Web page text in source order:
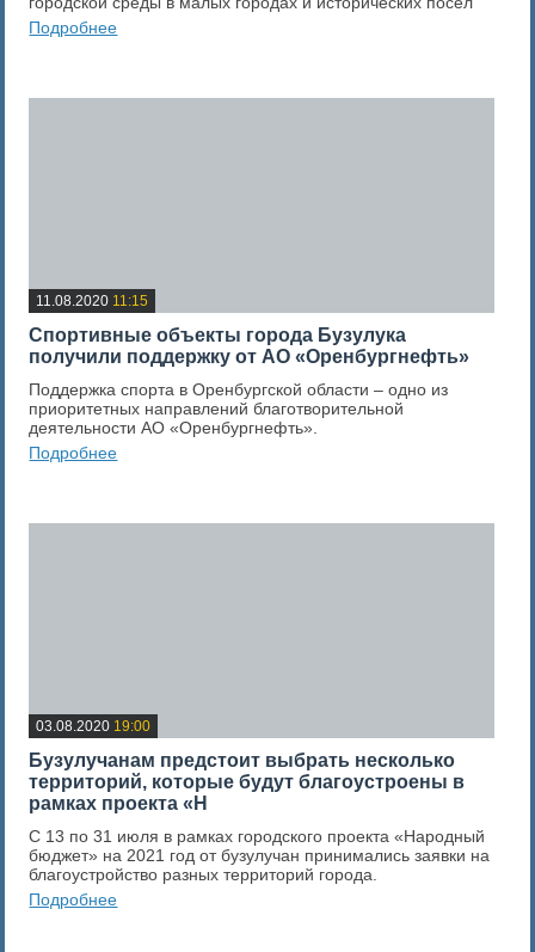
Подробнее
11.08.2020 11:15
Спортивные объекты города Бузулука
получили поддержку от АО «Оренбургнефть»
Поддержка спорта в Оренбургской области – одно из
приоритетных направлений благотворительной
деятельности АО «Оренбургнефть».
Подробнее
03.08.2020 19:00
​Бузулучанам предстоит выбрать несколько
территорий, которые будут благоустроены в
рамках проекта «Н
С 13 по 31 июля в рамках городского проекта «Народный
бюджет» на 2021 год от бузулучан принимались заявки на
благоустройство разных территорий города.
Подробнее